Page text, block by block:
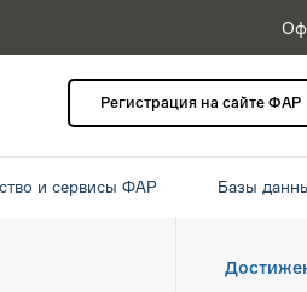
Регистрация на сайте ФАР
и сервисы ФАР Базы